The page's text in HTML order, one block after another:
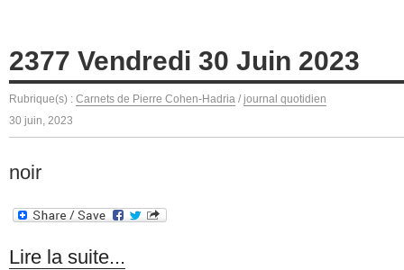
2377 Vendredi 30 Juin 2023
Rubrique(s) : Carnets de Pierre Cohen-Hadria / journal quotidien
30 juin, 2023
noir
Lire la suite...